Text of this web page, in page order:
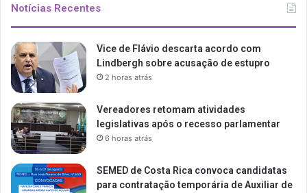
Notícias Recentes
Vice de Flávio descarta acordo com
Lindbergh sobre acusação de estupro
2 horas atrás
Vereadores retomam atividades
legislativas após o recesso parlamentar
6 horas atrás
SEMED de Costa Rica convoca candidatas
para contratação temporária de Auxiliar de